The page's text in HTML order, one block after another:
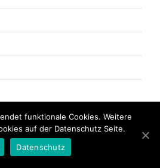
funktionale Cookies. Weitere
auf der Datenschutz Seite.
Datenschutz